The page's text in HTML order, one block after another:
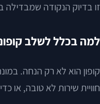
זו בדיוק הנקודה
למה בכלל לשלב
קופון הוא לא רק הנחה.
חוויית שירות לא טובה, או